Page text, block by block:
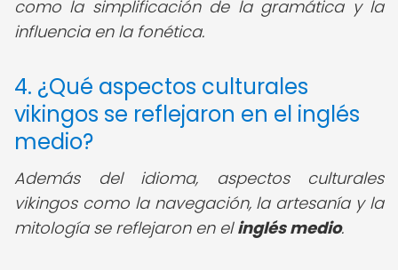
como la simplificación de la gramática y la
influencia en la fonética.
4. ¿Qué aspectos culturales
vikingos se reflejaron en el inglés
medio?
Además del idioma, aspectos culturales
vikingos como la navegación, la artesanía y la
mitología se reflejaron en elinglés medio.